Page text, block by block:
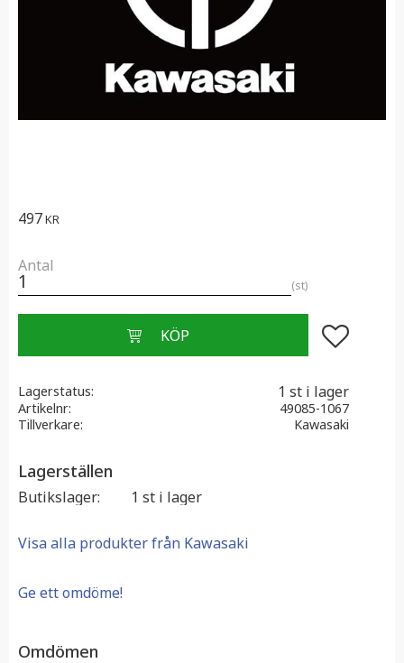
497KR
Antal
st
Lägg till i
Lagerstatus 1 st i lager
Artikelnr
49085-1067
Tillverkare
Kawasaki
Lagerställen
Butikslager 1 st i lager
Visa alla produkter från Kawasaki
Ge ett omdöme!
Omdömen